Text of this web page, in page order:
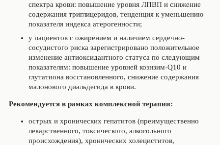
спектра крови: повышение уровня ЛПВП и снижение
содержания триглицеридов, тенденция к уменьшению
показателя индекса атерогенности;
у пациентов с ожирением и наличием сердечно-
сосудистого риска зарегистрировано положительное
изменение антиоксидантного статуса по следующим
показателям: повышение уровней коэнзим-Q10 и
глутатиона восстановленного, снижение содержания
малонового диальдегида в крови.
Рекомендуется в рамках комплексной терапии:
острых и хронических гепатитов (преимущественно
лекарственного, токсического, алкогольного
происхождения), хронических холециститов,